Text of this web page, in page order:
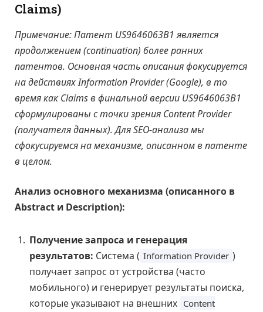
Claims)
Примечание: Патент US9646063B1 является
продолжением (continuation) более ранних
патентов. Основная часть описания фокусируется
на действиях Information Provider (Google), в то
время как Claims в финальной версии US9646063B1
сформулированы с точки зрения Content Provider
(получателя данных). Для SEO-анализа мы
сфокусируемся на механизме, описанном в патенте
в целом.
Анализ основного механизма (описанного в
Abstract и Description):
Получение запроса и генерация
результатов: Система ( Information Provider )
получает запрос от устройства (часто
мобильного) и генерирует результаты поиска,
которые указывают на внешних Content